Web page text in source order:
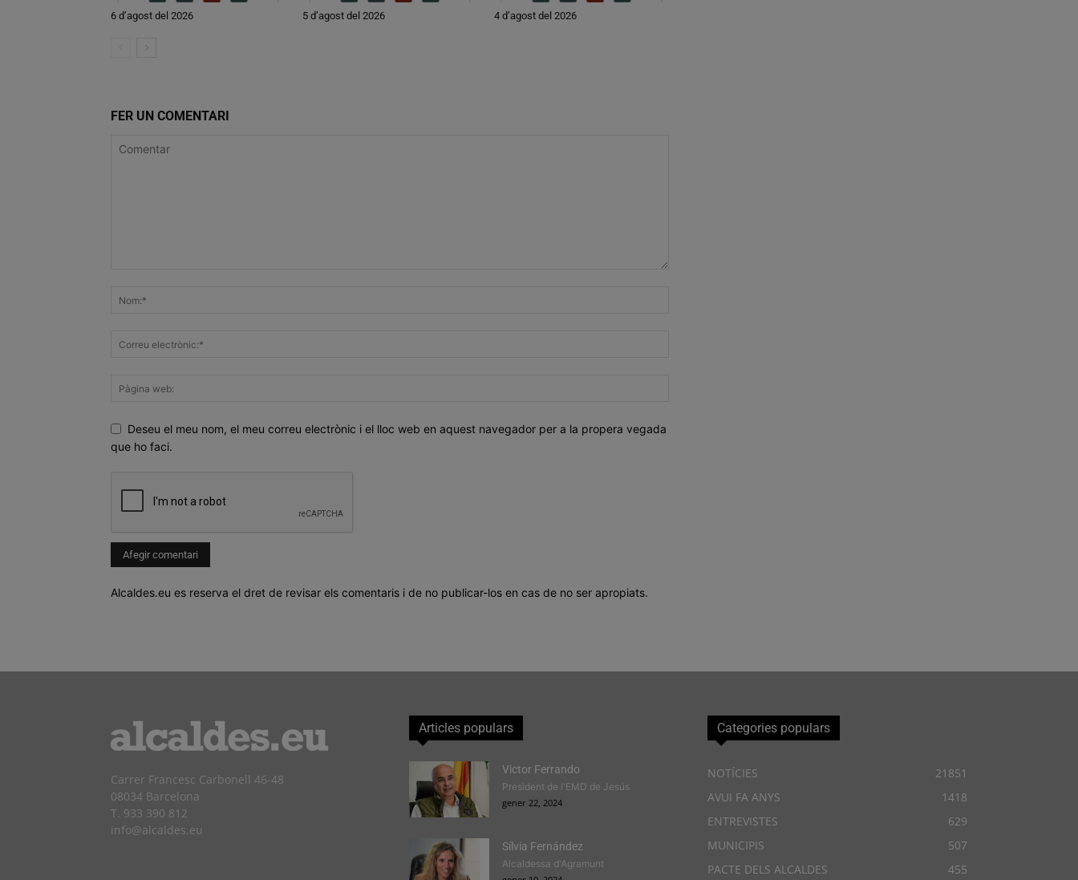
6 d’agost del 2026 5 d’agost del 2026 4 d’agost del 2026
FER UN COMENTARI
Deseu el meu nom, el meu correu electrònic i el lloc web en aquest navegador per a la propera vegada
que ho faci.
Alcaldes.eu es reserva el dret de revisar els comentaris i de no publicar-los en cas de no ser apropiats.
Carrer Francesc Carbonell 46-48
08034 Barcelona
T. 933 390 812
info@alcaldes.eu
Articles populars
Victor Ferrando
President de l'EMD de Jesús
gener 22, 2024
Sílvia Fernández
Alcaldessa d'Agramunt
Categories populars
NOTÍCIES
21851
AVUI FA ANYS
1418
ENTREVISTES
629
MUNICIPIS
507
PACTE DELS ALCALDES
455